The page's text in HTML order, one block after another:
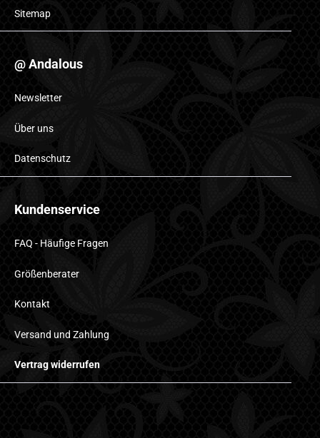
Sitemap
@ Andalous
Newsletter
Über uns
Datenschutz
Kundenservice
FAQ - Häufige Fragen
Größenberater
Kontakt
Versand und Zahlung
Vertrag widerrufen